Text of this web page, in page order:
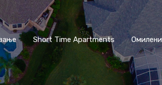
Short Time Apartments Омилени